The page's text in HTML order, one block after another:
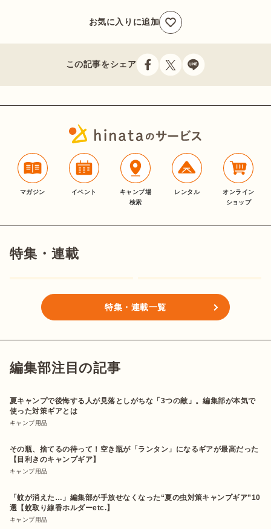
お気に入りに追加
この記事をシェア
マガジン イベント
キャンプ場
検索
レンタル
オンライン
ショップ
特集・連載
特集・連載一覧
編集部注目の記事
夏キャンプで後悔する人が見落としがちな「3つの敵」。編集部が本気で
使った対策ギアとは
キャンプ用品
その瓶、捨てるの待って！空き瓶が「ランタン」になるギアが最高だった
【目利きのキャンプギア】
キャンプ用品
「蚊が消えた…」編集部が手放せなくなった“夏の虫対策キャンプギア”10
選【蚊取り線香ホルダーetc.】
キャンプ用品